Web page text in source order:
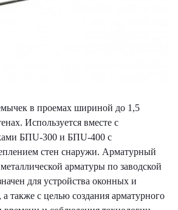
в проемах шириной до 1,5
Используется вместе с
БПU-300 и БПU-400 с
стен снаружи. Арматурный
арматуры по заводской
для устройства оконных и
также с целью создания арматурного